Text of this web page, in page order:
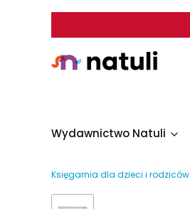
Wydawnictwo Natuli
Księgarnia dla dzieci i rodziców